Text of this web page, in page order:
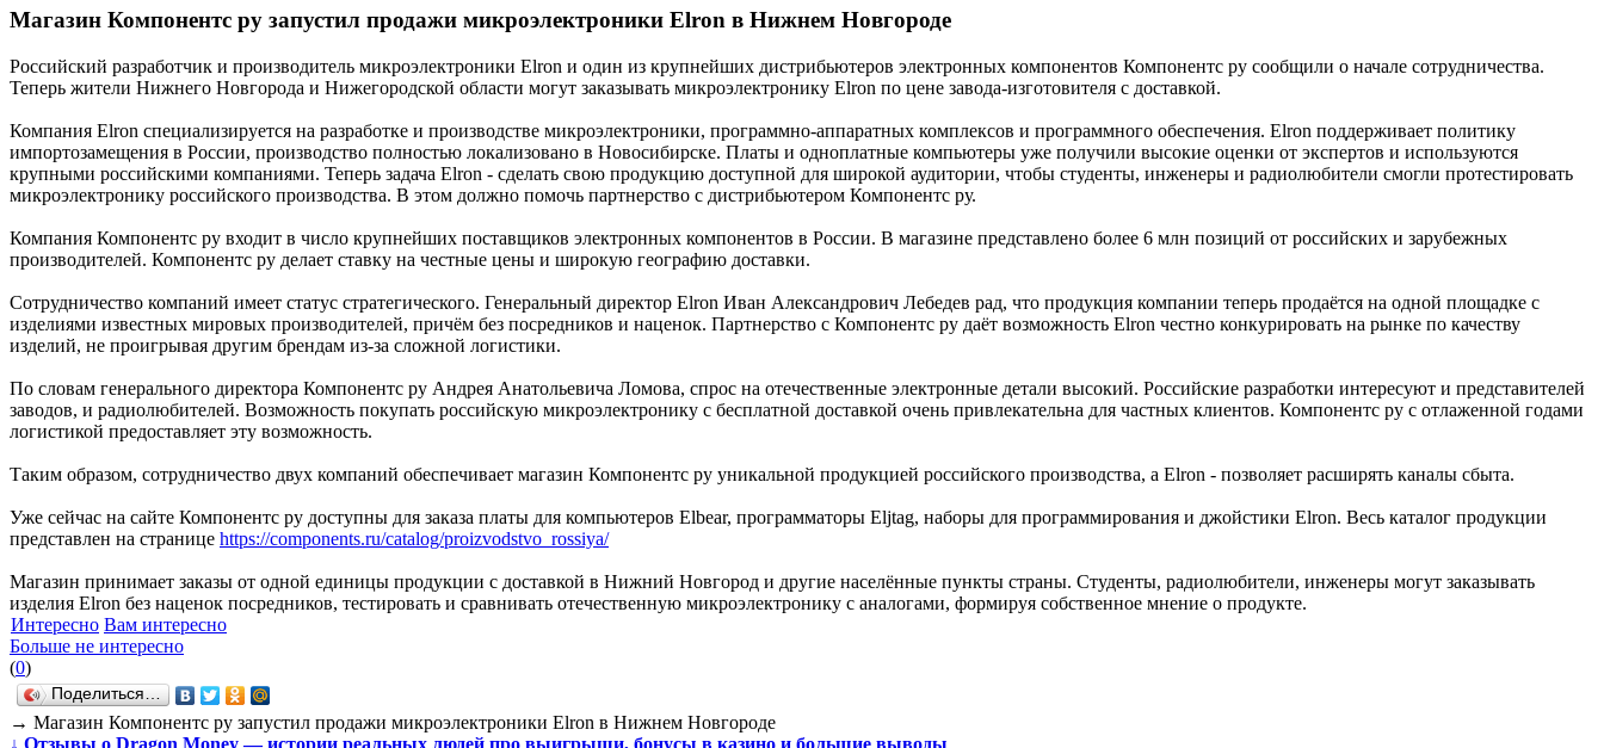
Магазин Компонентс ру запустил продажи микроэлектроники Elron в Нижнем Новгороде
Российский разработчик и производитель микроэлектроники Elron и один из крупнейших дистрибьютеров электронных компонентов Компонентс ру сообщили о начале сотрудничества.
Теперь жители Нижнего Новгорода и Нижегородской области могут заказывать микроэлектронику Elron по цене завода-изготовителя с доставкой.
Компания Elron специализируется на разработке и производстве микроэлектроники, программно-аппаратных комплексов и программного обеспечения. Elron поддерживает политику
импортозамещения в России, производство полностью локализовано в Новосибирске. Платы и одноплатные компьютеры уже получили высокие оценки от экспертов и используются
крупными российскими компаниями. Теперь задача Elron - сделать свою продукцию доступной для широкой аудитории, чтобы студенты, инженеры и радиолюбители смогли протестировать
микроэлектронику российского производства. В этом должно помочь партнерство с дистрибьютером Компонентс ру.
Компания Компонентс ру входит в число крупнейших поставщиков электронных компонентов в России. В магазине представлено более 6 млн позиций от российских и зарубежных
производителей. Компонентс ру делает ставку на честные цены и широкую географию доставки.
Сотрудничество компаний имеет статус стратегического. Генеральный директор Elron Иван Александрович Лебедев рад, что продукция компании теперь продаётся на одной площадке с
изделиями известных мировых производителей, причём без посредников и наценок. Партнерство с Компонентс ру даёт возможность Elron честно конкурировать на рынке по качеству
изделий, не проигрывая другим брендам из-за сложной логистики.
По словам генерального директора Компонентс ру Андрея Анатольевича Ломова, спрос на отечественные электронные детали высокий. Российские разработки интересуют и представителей
заводов, и радиолюбителей. Возможность покупать российскую микроэлектронику с бесплатной доставкой очень привлекательна для частных клиентов. Компонентс ру с отлаженной годами
логистикой предоставляет эту возможность.
Таким образом, сотрудничество двух компаний обеспечивает магазин Компонентс ру уникальной продукцией российского производства, а Elron - позволяет расширять каналы сбыта.
Уже сейчас на сайте Компонентс ру доступны для заказа платы для компьютеров Elbear, программаторы Eljtag, наборы для программирования и джойстики Elron. Весь каталог продукции
представлен на странице https://components.ru/catalog/proizvodstvo_rossiya/
Магазин принимает заказы от одной единицы продукции с доставкой в Нижний Новгород и другие населённые пункты страны. Студенты, радиолюбители, инженеры могут заказывать
изделия Elron без наценок посредников, тестировать и сравнивать отечественную микроэлектронику с аналогами, формируя собственное мнение о продукте.
Интересно Вам интересно
Больше не интересно
(0)
Поделиться…
→ Магазин Компонентс ру запустил продажи микроэлектроники Elron в Нижнем Новгороде